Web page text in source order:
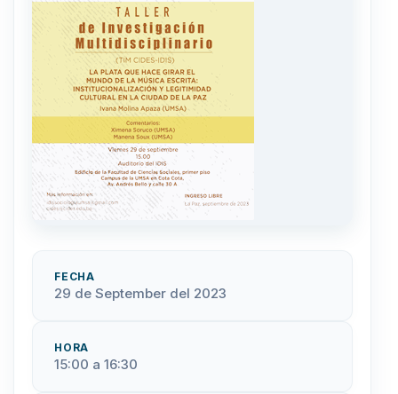
FECHA
29 de September del 2023
HORA
15:00 a 16:30